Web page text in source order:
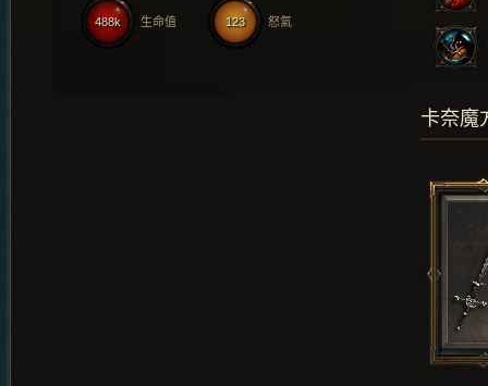
123 怒氣
488k 生命值
卡奈魔